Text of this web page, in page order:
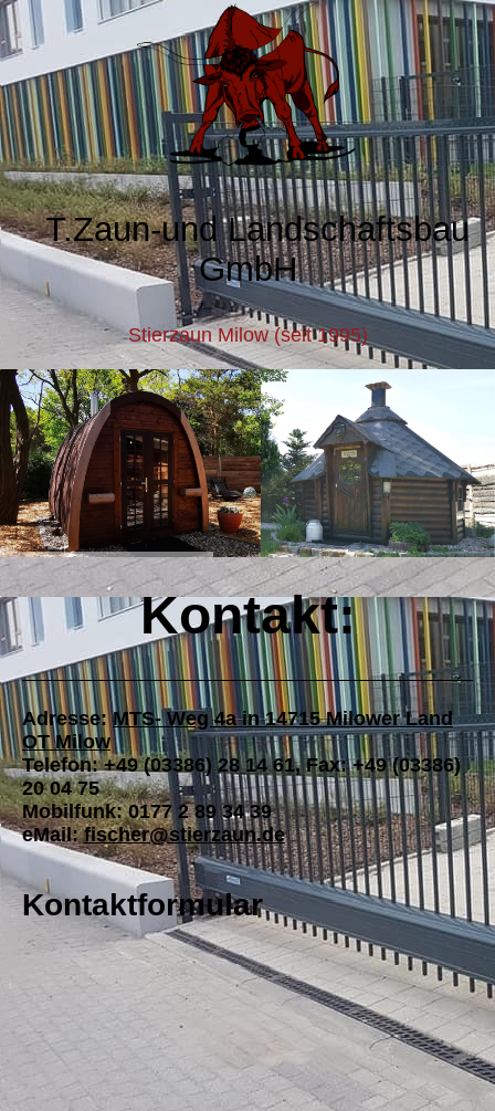
T.Zaun-und Landschaftsbau
GmbH
Stierzaun Milow (seit 1995)
Kontakt:
Adresse:MTS- Weg 4a in 14715 Milower Land
OT Milow
Telefon: +49 (03386) 28 14 61, Fax: +49 (03386)
20 04 75
Mobilfunk: 0177 2 89 34 39
eMail:fischer@stierzaun.de
Kontaktformular